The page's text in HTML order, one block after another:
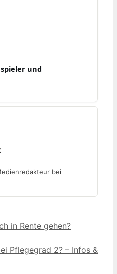
und
bei
in Rente gehen?
Pflegegrad 2? – Infos &